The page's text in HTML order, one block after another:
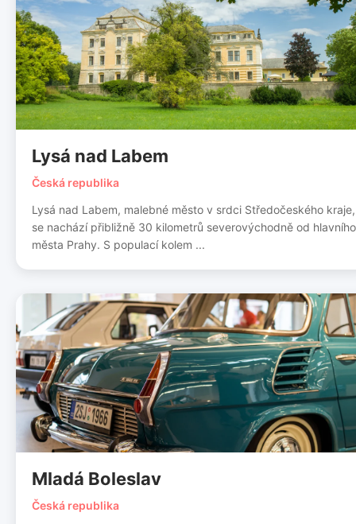
Lysá nad Labem
Česká republika
Lysá nad Labem, malebné město v srdci Středočeského kraje,
se nachází přibližně 30 kilometrů severovýchodně od hlavního
města Prahy. S populací kolem ...
Mladá Boleslav
Česká republika